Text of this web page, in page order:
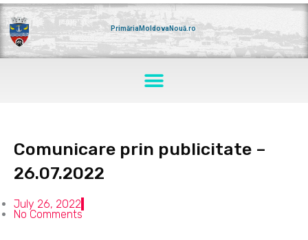
Skip
to
content
PrimăriaMoldovaNouă.ro
Menu
Comunicare prin publicitate –
26.07.2022
July 26, 2022
No Comments